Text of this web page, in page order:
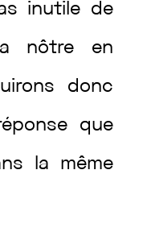
inutile de
la nôtre en
donc
que
la même